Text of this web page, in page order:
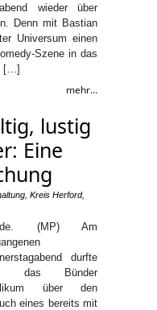
wieder über
Denn mit Bastian
Universum einen
Szene in das
[…]
mehr...
lustig
Eine
Kreis Herford,
(MP) Am
durfte
das Bünder
über den
eines bereits mit